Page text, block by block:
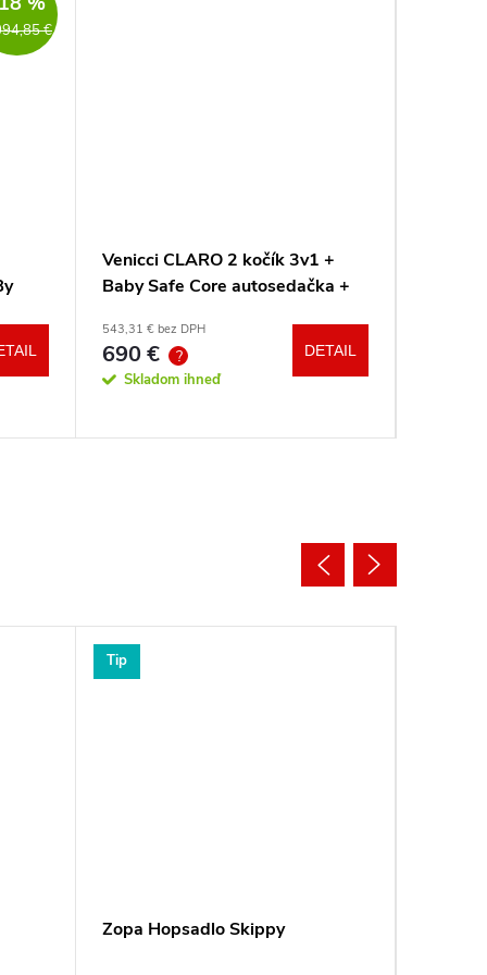
€
Venicci CLARO 2 kočík 3v1 +
Baby Safe Core autosedačka +
543,31 € bez DPH
690 € ?
Skladom ihneď
DETAIL
Tip
Zopa Hopsadlo Skippy